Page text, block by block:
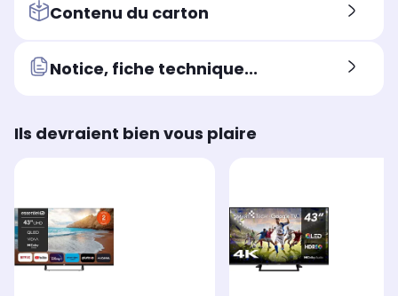
Contenu du carton
Notice, fiche technique...
Ils devraient bien vous plaire